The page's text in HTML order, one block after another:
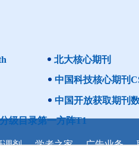
北大核心期刊
中国科技核心期刊
中国开放获取期刊
级目录第一方阵T1
调剂 学者之家 广告业务